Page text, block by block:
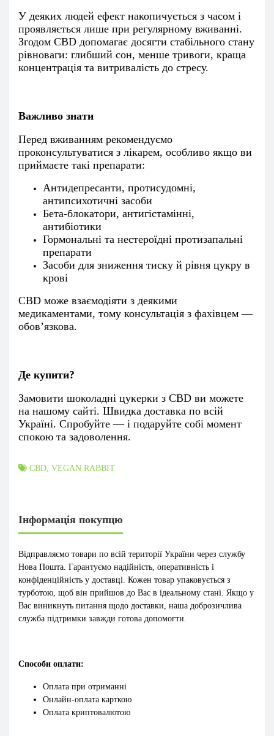
У деяких людей ефект накопичується з часом і
проявляється лише при регулярному вживанні.
Згодом CBD допомагає досягти стабільного стану
рівноваги: глибший сон, менше тривоги, краща
концентрація та витривалість до стресу.
Важливо знати
Перед вживанням рекомендуємо
проконсультуватися з лікарем, особливо якщо ви
приймаєте такі препарати:
Антидепресанти, протисудомні,
антипсихотичні засоби
Бета-блокатори, антигістамінні,
антибіотики
Гормональні та нестероїдні протизапальні
препарати
Засоби для зниження тиску й рівня цукру в
крові
CBD може взаємодіяти з деякими
медикаментами, тому консультація з фахівцем —
обов’язкова.
Де купити?
Замовити шоколадні цукерки з CBD ви можете
на нашому сайті. Швидка доставка по всій
Україні. Спробуйте — і подаруйте собі момент
спокою та задоволення.
CBD, VEGAN RABBIT
Інформація покупцю
Відправляємо товари по всій території України через службу
Нова Пошта. Гарантуємо надійність, оперативність і
конфіденційність у доставці. Кожен товар упаковується з
турботою, щоб він прийшов до Вас в ідеальному стані. Якщо у
Вас виникнуть питання щодо доставки, наша доброзичлива
служба підтримки завжди готова допомогти.
Способи оплати:
Оплата при отриманні
Онлайн-оплата карткою
Оплата криптовалютою